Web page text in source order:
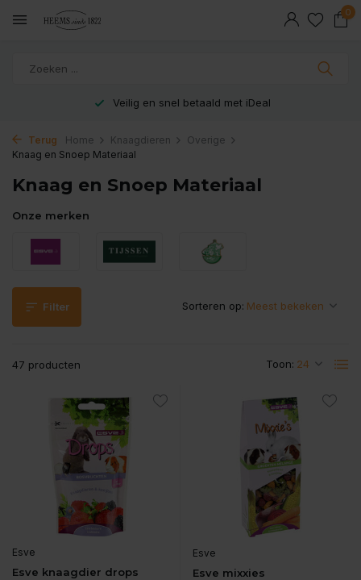
0
Veilig en snel betaald met iDeal
Terug Home Knaagdieren
Overige
Knaag en Snoep Materiaal
Knaag en Snoep Materiaal
Onze merken
Filter
47 producten Toon:
Sorteren op:
Esve
Esve knaagdier drops
Esve
Esve mixxies